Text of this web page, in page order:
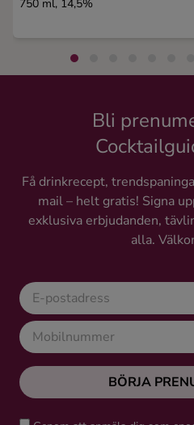
750 ml, 14,5%
Bli
Få drinkrecept,
mail – helt gratis! Signa
exklusiva erbjudanden,
alla.
BÖRJA